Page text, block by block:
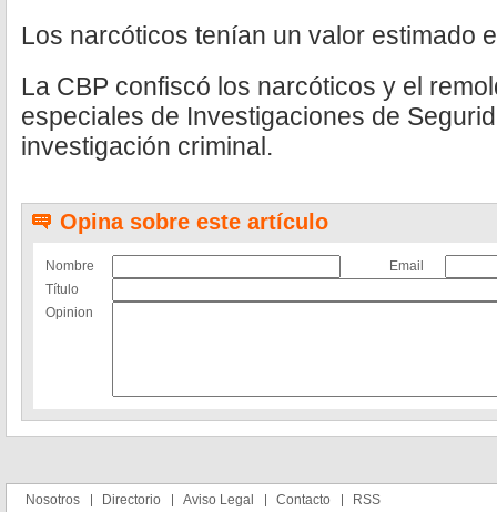
Los narcóticos tenían un valor estimado
La CBP confiscó los narcóticos y el
especiales de Investigaciones de
investigación criminal.
Opina sobre este artículo
Nombre
Email
Título
Opinion
Nosotros Directorio Aviso Legal Contacto RSS